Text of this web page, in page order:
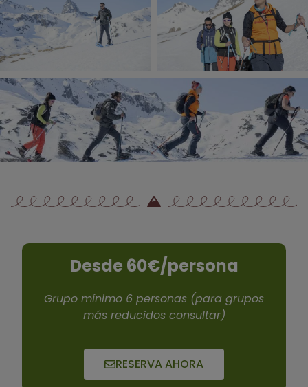
Desde 60€/persona
Grupo mínimo 6 personas (para grupos
más reducidos consultar)
RESERVA AHORA